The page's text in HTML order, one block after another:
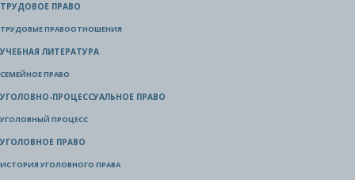
ТРУДОВОЕ ПРАВО
ТРУДОВЫЕ ПРАВООТНОШЕНИЯ
УЧЕБНАЯ ЛИТЕРАТУРА
СЕМЕЙНОЕ ПРАВО
УГОЛОВНО-ПРОЦЕССУАЛЬНОЕ ПРАВО
УГОЛОВНЫЙ ПРОЦЕСС
УГОЛОВНОЕ ПРАВО
ИСТОРИЯ УГОЛОВНОГО ПРАВА